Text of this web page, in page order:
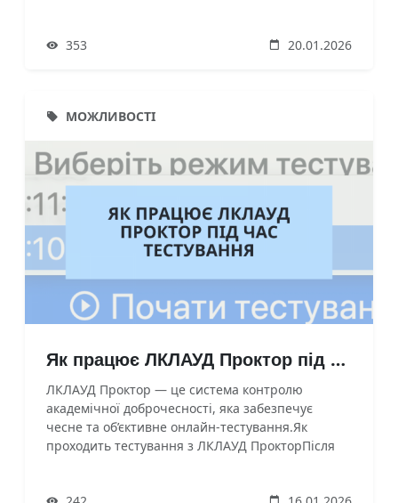
автоматичним підрахунком статистики за
353 20.01.2026
МОЖЛИВОСТІ
Як працює ЛКЛАУД Проктор під час тестування
ЛКЛАУД Проктор — це система контролю
академічної доброчесності, яка забезпечує
чесне та об’єктивне онлайн-тестування.Як
проходить тестування з ЛКЛАУД ПрокторПісля